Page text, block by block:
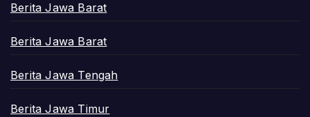
Berita Jawa Barat
Berita Jawa Barat
Berita Jawa Tengah
Berita Jawa Timur